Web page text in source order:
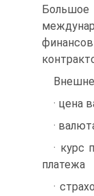
· цена
·
· курс
платежа
·